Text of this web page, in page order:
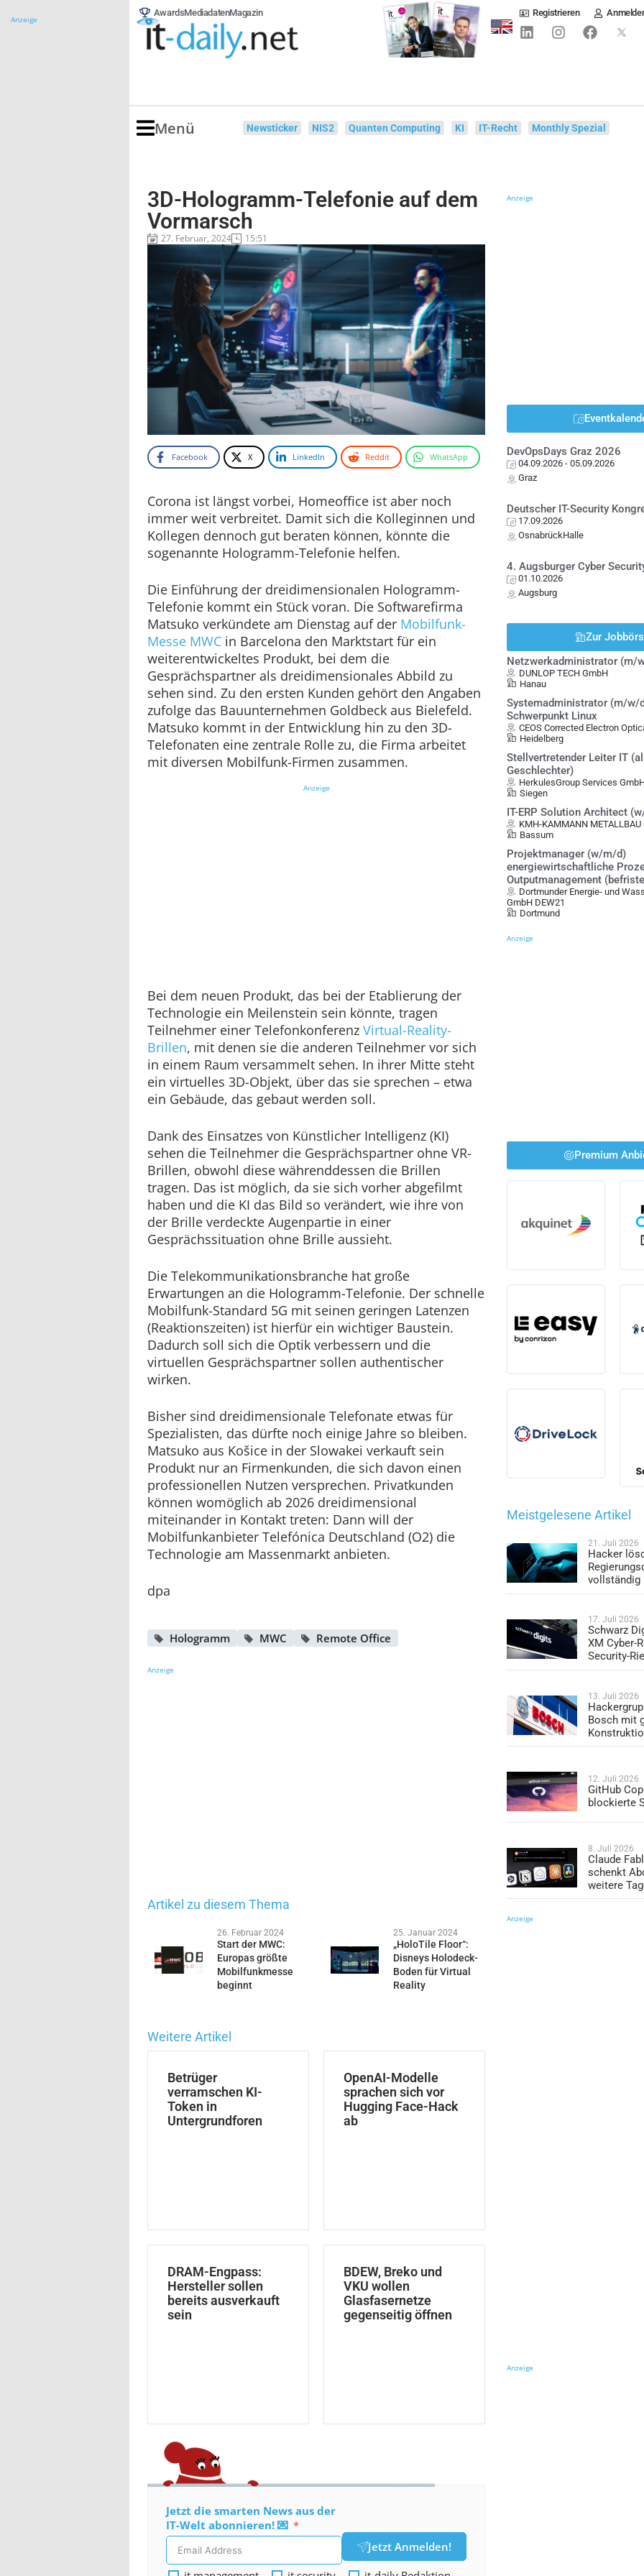
Anzeige
AwardsMediadatenMagazin Registrieren
Menü Newsticker NIS2 Quanten Computing KI IT-Recht Monthly Spezial
3D-Hologramm-Telefonie auf dem
Vormarsch
27. Februar, 2024 15:51
Facebook X LinkedIn Reddit WhatsApp
Corona ist längst vorbei, Homeoffice ist aber noch
immer weit verbreitet. Damit sich die Kolleginnen und
Kollegen dennoch gut beraten können, könnte die
sogenannte Hologramm-Telefonie helfen.
Die Einführung der dreidimensionalen Hologramm-
Telefonie kommt ein Stück voran. Die Softwarefirma
Matsuko verkündete am Dienstag auf der Mobilfunk-
Messe MWC in Barcelona den Marktstart für ein
weiterentwickeltes Produkt, bei dem die
Gesprächspartner als dreidimensionales Abbild zu
sehen sind. Zu den ersten Kunden gehört den Angaben
zufolge das Bauunternehmen Goldbeck aus Bielefeld.
Matsuko kommt in der Entwicklung hin zu den 3D-
Telefonaten eine zentrale Rolle zu, die Firma arbeitet
mit diversen Mobilfunk-Firmen zusammen.
Anzeige
Bei dem neuen Produkt, das bei der Etablierung der
Technologie ein Meilenstein sein könnte, tragen
Teilnehmer einer Telefonkonferenz Virtual-Reality-
Brillen, mit denen sie die anderen Teilnehmer vor sich
in einem Raum versammelt sehen. In ihrer Mitte steht
ein virtuelles 3D-Objekt, über das sie sprechen – etwa
ein Gebäude, das gebaut werden soll.
Dank des Einsatzes von Künstlicher Intelligenz (KI)
sehen die Teilnehmer die Gesprächspartner ohne VR-
Brillen, obwohl diese währenddessen die Brillen
tragen. Das ist möglich, da sie sich vorher abgefilmt
haben und die KI das Bild so verändert, wie ihre von
der Brille verdeckte Augenpartie in einer
Gesprächssituation ohne Brille aussieht.
Die Telekommunikationsbranche hat große
Erwartungen an die Hologramm-Telefonie. Der schnelle
Mobilfunk-Standard 5G mit seinen geringen Latenzen
(Reaktionszeiten) ist hierfür ein wichtiger Baustein.
Dadurch soll sich die Optik verbessern und die
virtuellen Gesprächspartner sollen authentischer
wirken.
Bisher sind dreidimensionale Telefonate etwas für
Spezialisten, das dürfte noch einige Jahre so bleiben.
Matsuko aus Košice in der Slowakei verkauft sein
Produkt nur an Firmenkunden, die sich davon einen
professionellen Nutzen versprechen. Privatkunden
können womöglich ab 2026 dreidimensional
miteinander in Kontakt treten: Dann will der
Mobilfunkanbieter Telefónica Deutschland (O2) die
Technologie am Massenmarkt anbieten.
dpa
Hologramm MWC Remote Office
Anzeige
Artikel zu diesem Thema
26. Februar 2024
Start der MWC:
Europas größte
Mobilfunkmesse
beginnt
25. Januar 2024
„HoloTile Floor“:
Disneys Holodeck-
Boden für Virtual
Reality
Weitere Artikel
Betrüger
verramschen KI-
Token in
Untergrundforen
OpenAI-Modelle
sprachen sich vor
Hugging Face-Hack
ab
DRAM-Engpass:
Hersteller sollen
bereits ausverkauft
sein
BDEW, Breko und
VKU wollen
Glasfasernetze
gegenseitig öffnen
Jetzt die smarten News aus der
IT-Welt abonnieren! 💌
Jetzt Anmelden!
Anzeige
DevOpsDays Graz 2026
04.09.2026 - 05.09.2026
Graz
Deutscher IT-Security
17.09.2026
OsnabrückHalle
4. Augsburger Cyber
01.10.2026
Augsburg
Zur
Netzwerkadministrator (m/
DUNLOP TECH GmbH
Hanau
Systemadministrator (m/w/
Schwerpunkt Linux
CEOS Corrected Electron
Heidelberg
Stellvertretender Leiter IT
Geschlechter)
HerkulesGroup Services
Siegen
IT-ERP Solution Architect
KMH-KAMMANN METALLBAU
Bassum
Projektmanager (w/m/d)
energiewirtschaftliche
Outputmanagement
Dortmunder Energie- und
GmbH DEW21
Dortmund
Anzeige
Premium
Meistgelesene Artikel
21. Juli 2026
Hacker
vollständig
17. Juli 2026
Schwarz
XM Cyber-
Security-
13. Juli 2026
Bosch mit
12. Juli 2026
GitHub
blockierte
8. Juli 2026
Claude
schenkt
weitere
Anzeige
Anzeige